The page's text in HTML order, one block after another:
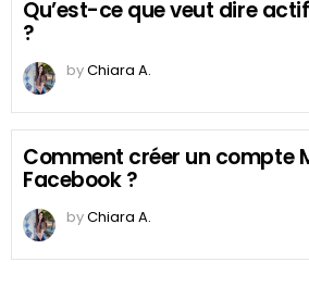
Qu’est-ce que veut dire
?
byChiara A.
Comment créer un compte
Facebook ?
byChiara A.